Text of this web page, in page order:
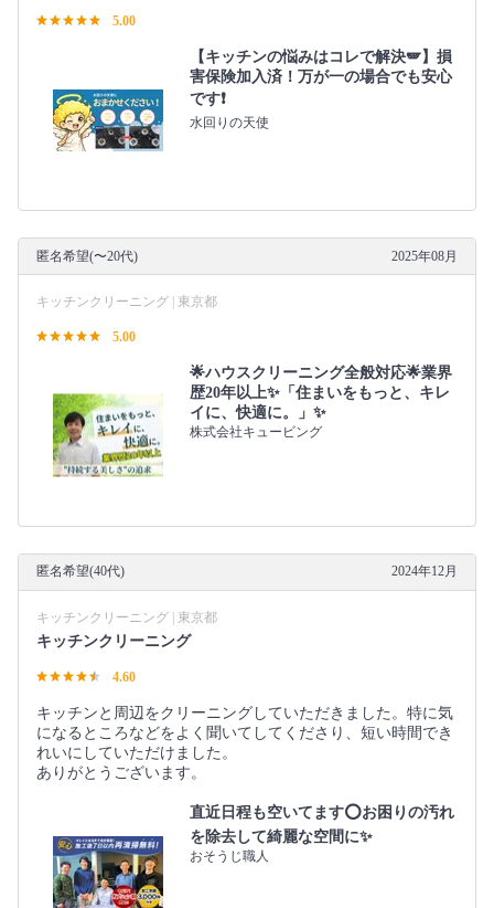
5.00
【キッチンの悩みはコレで解決🪽】損
害保険加入済！万が一の場合でも安心
です❗️
水回りの天使
匿名希望(〜20代) 2025年08月
キッチンクリーニング | 東京都
5.00
🌟ハウスクリーニング全般対応🌟業界
歴20年以上✨「住まいをもっと、キレ
イに、快適に。」✨
株式会社キュービング
匿名希望(40代) 2024年12月
キッチンクリーニング | 東京都
キッチンクリーニング
4.60
キッチンと周辺をクリーニングしていただきました。特に気
になるところなどをよく聞いてしてくださり、短い時間でき
れいにしていただけました。
ありがとうございます。
直近日程も空いてます⭕️お困りの汚れ
を除去して綺麗な空間に✨
おそうじ職人